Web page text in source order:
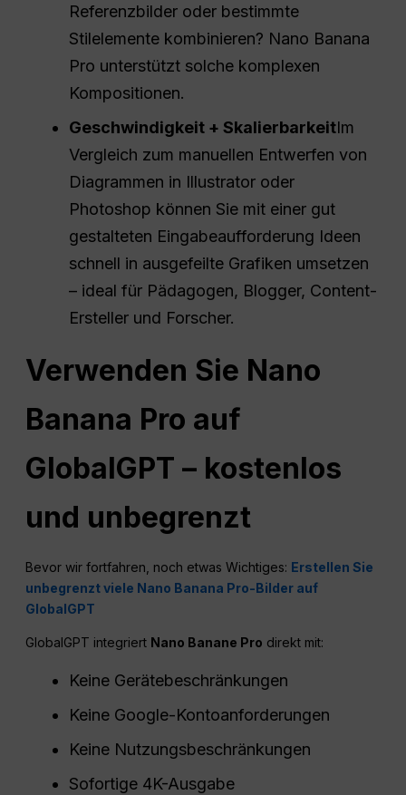
Referenzbilder oder bestimmte
Stilelemente kombinieren? Nano Banana
Pro unterstützt solche komplexen
Kompositionen.
Geschwindigkeit + SkalierbarkeitIm
Vergleich zum manuellen Entwerfen von
Diagrammen in Illustrator oder
Photoshop können Sie mit einer gut
gestalteten Eingabeaufforderung Ideen
schnell in ausgefeilte Grafiken umsetzen
– ideal für Pädagogen, Blogger, Content-
Ersteller und Forscher.
Verwenden Sie Nano
Banana Pro auf
GlobalGPT – kostenlos
und unbegrenzt
Bevor wir fortfahren, noch etwas Wichtiges: Erstellen Sie
unbegrenzt viele Nano Banana Pro-Bilder auf
GlobalGPT
GlobalGPT integriert Nano Banane Pro direkt mit:
Keine Gerätebeschränkungen
Keine Google-Kontoanforderungen
Keine Nutzungsbeschränkungen
Sofortige 4K-Ausgabe